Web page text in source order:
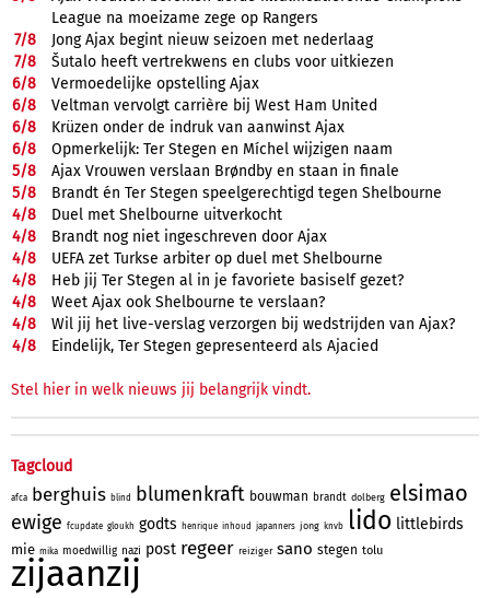
League na moeizame zege op Rangers
7/8
Jong Ajax begint nieuw seizoen met nederlaag
7/8
Šutalo heeft vertrekwens en clubs voor uitkiezen
6/8
Vermoedelijke opstelling Ajax
6/8
Veltman vervolgt carrière bij West Ham United
6/8
Krüzen onder de indruk van aanwinst Ajax
6/8
Opmerkelijk: Ter Stegen en Míchel wijzigen naam
5/8
Ajax Vrouwen verslaan Brøndby en staan in finale
5/8
Brandt én Ter Stegen speelgerechtigd tegen Shelbourne
4/8
Duel met Shelbourne uitverkocht
4/8
Brandt nog niet ingeschreven door Ajax
4/8
UEFA zet Turkse arbiter op duel met Shelbourne
4/8
Heb jij Ter Stegen al in je favoriete basiself gezet?
4/8
Weet Ajax ook Shelbourne te verslaan?
4/8
Wil jij het live-verslag verzorgen bij wedstrijden van Ajax?
4/8 Eindelijk, Ter Stegen gepresenteerd als Ajacied
Stel hier in welk nieuws jij belangrijk vindt.
Tagcloud
afca berghuis blind blumenkraft bouwman brandt dolberg elsimao
ewige fcupdate gloukh godts henrique inhoud japanners jong knvb lido littlebirds
mie mika moedwillig nazi post regeer reiziger sano stegen tolu
zijaanzij